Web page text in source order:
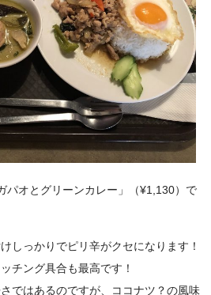
パオとグリーンカレー」（¥1,130）で
しっかりでピリ辛がクセになります！
チング具合も最高です！
ではあるのですが、ココナツ？の風味